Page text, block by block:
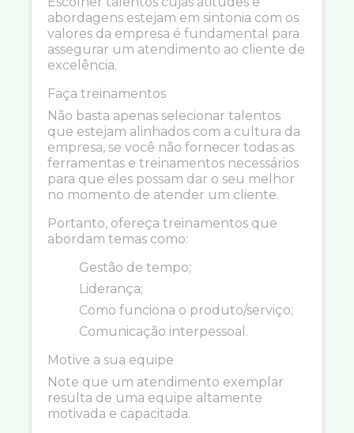
abordagens estejam em sintonia com os
valores da empresa é fundamental para
assegurar um atendimento ao cliente de
excelência.
Faça treinamentos
Não basta apenas selecionar talentos
que estejam alinhados com a cultura da
empresa, se você não fornecer todas as
ferramentas e treinamentos necessários
para que eles possam dar o seu melhor
no momento de atender um cliente.
Portanto, ofereça treinamentos que
abordam temas como:
Gestão de tempo;
Liderança;
Como funciona o produto/serviço;
Comunicação interpessoal.
Motive a sua equipe
Note que um atendimento exemplar
resulta de uma equipe altamente
motivada e capacitada.